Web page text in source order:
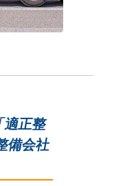
適正整
備会社